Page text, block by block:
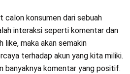
calon konsumen dari sebuah
interaksi seperti komentar dan
like, maka akan semakin
terhadap akun yang kita miliki.
banyaknya komentar yang positif.